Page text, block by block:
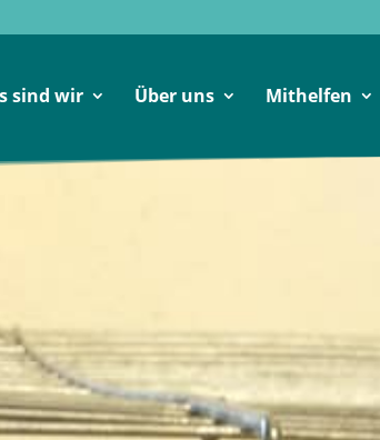
sind wir Über uns Mithelfen